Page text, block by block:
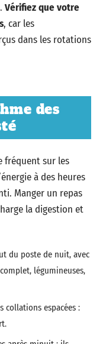
Vérifiez que votre
, car les
dans les rotations
des
fréquent sur les
à des heures
Manger un repas
la digestion et
du poste de nuit, avec
légumineuses,
collations espacées :